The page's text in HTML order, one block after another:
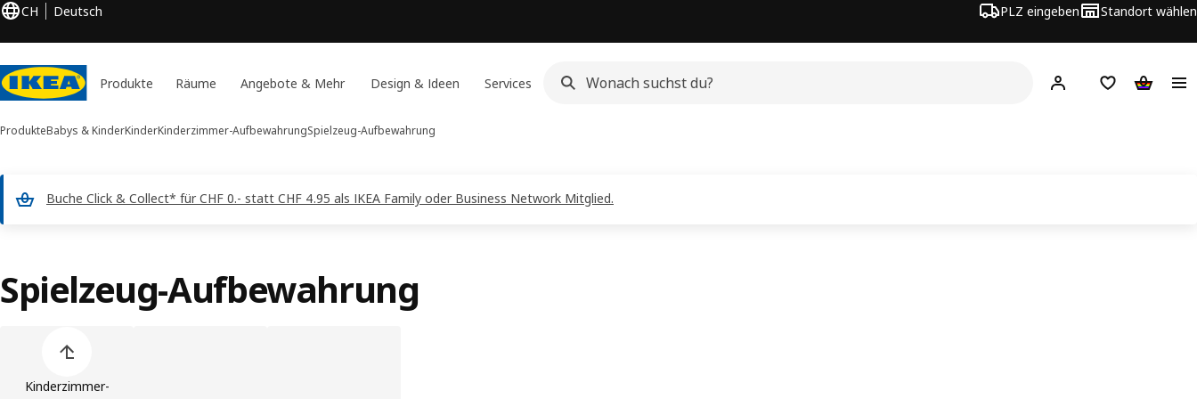
CH Deutsch PLZ eingeben Standort wählen
Produkte Räume Angebote & Mehr Design & Ideen Services Hej! Logge dich ein
Einkaufsliste
ProdukteBabys & KinderKinderKinderzimmer-AufbewahrungSpielzeug-Aufbewahrung
Buche Click & Collect* für CHF 0.- statt CHF 4.95 als IKEA Family oder Business Network Mitglied.
Spielzeug-Aufbewahrung
Kinderzimmer-